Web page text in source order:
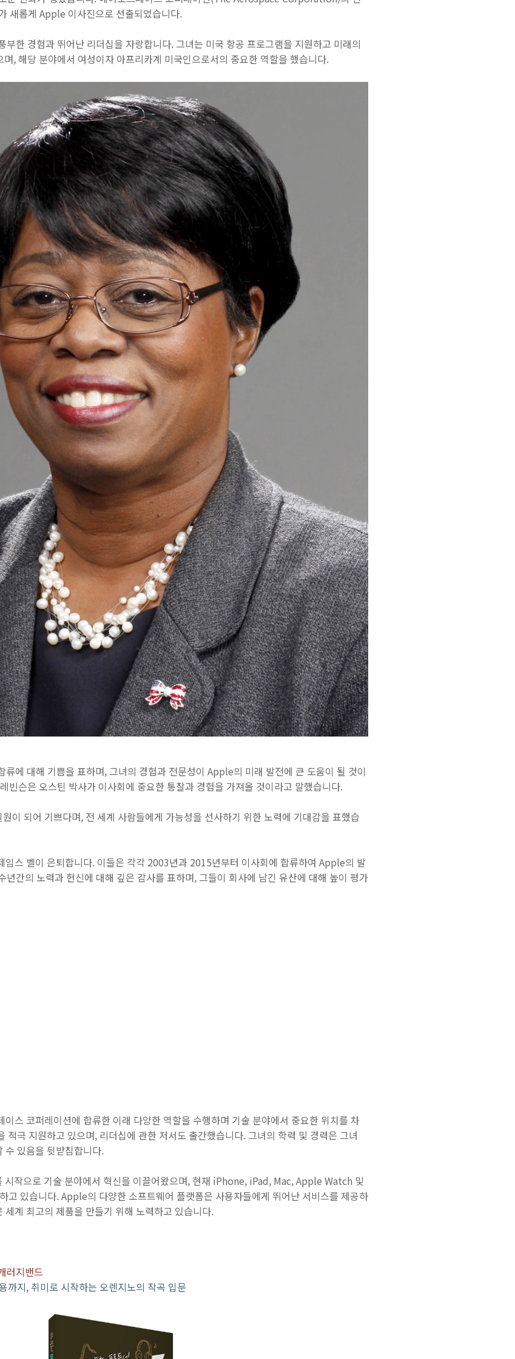
새롭게 Apple 이사진으로 선출되었습니다.
부한 경험과 뛰어난 리더십을 자랑합니다. 그녀는 미국 항공 프로그램을 지원하고 미래의
, 해당 분야에서 여성이자 아프리카계 미국인으로서의 중요한 역할을 했습니다.
에 대해 기쁨을 표하며, 그녀의 경험과 전문성이 Apple의 미래 발전에 큰 도움이 될 것이
빈슨은 오스틴 박사가 이사회에 중요한 통찰과 경험을 가져올 것이라고 말했습니다.
이 되어 기쁘다며, 전 세계 사람들에게 가능성을 선사하기 위한 노력에 기대감을 표했습
스 벨이 은퇴합니다. 이들은 각각 2003년과 2015년부터 이사회에 합류하여 Apple의 발
년간의 노력과 헌신에 대해 깊은 감사를 표하며, 그들이 회사에 남긴 유산에 대해 높이 평가
스 코퍼레이션에 합류한 이래 다양한 역할을 수행하며 기술 분야에서 중요한 위치를 차
적극 지원하고 있으며, 리더십에 관한 저서도 출간했습니다. 그녀의 학력 및 경력은 그녀
있음을 뒷받침합니다.
작으로 기술 분야에서 혁신을 이끌어왔으며, 현재 iPhone, iPad, Mac, Apple Watch 및
고 있습니다. Apple의 다양한 소프트웨어 플랫폼은 사용자들에게 뛰어난 서비스를 제공하
계 최고의 제품을 만들기 위해 노력하고 있습니다.
러지밴드
까지, 취미로 시작하는 오렌지노의 작곡 입문